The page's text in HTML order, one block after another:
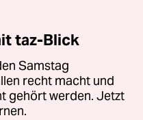
taz-Blick
Samstag
recht macht und
gehört werden. Jetzt